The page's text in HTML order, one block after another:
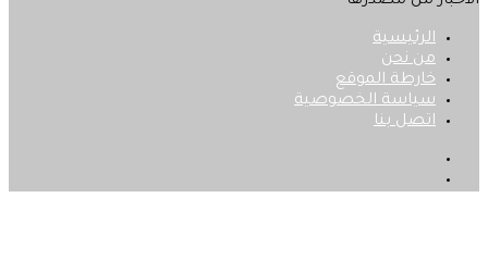
الرئيسية
من نحن
خارطة الموقع
سياسة الخصوصية
اتصل بنا